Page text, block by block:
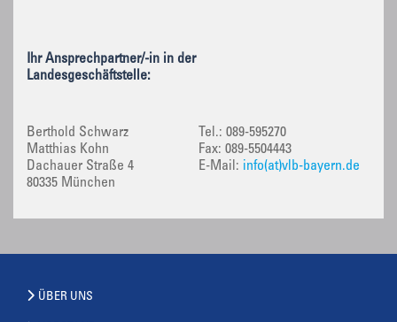
Ihr Ansprechpartner/-in in der
Landesgeschäftstelle:
Berthold Schwarz
Matthias Kohn
Dachauer Straße 4
80335 München
Tel.: 089-595270
Fax: 089-5504443
E-Mail: info(at)vlb-bayern.de
ÜBER UNS